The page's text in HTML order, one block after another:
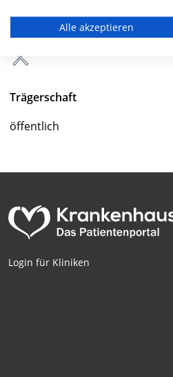
Besondere Merkmale
Trägerschaft
öffentlich
Login für Kliniken
Verwendung reduzierter
Erstellung von Profilen für
Verwendung von Profilen zur
Erstellung von Profilen zur
Messung der Performance von
Analyse von Zielgruppen
Verwendung reduzierter
Alle akzeptieren